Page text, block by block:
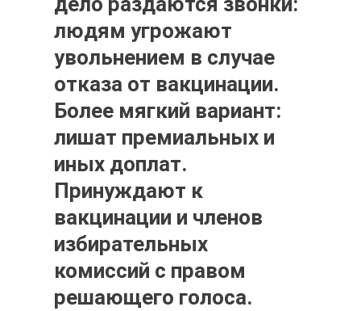
людям угрожают
увольнением в случае
отказа от вакцинации.
Более мягкий вариант:
лишат премиальных и
иных доплат.
Принуждают к
вакцинации и членов
избирательных
комиссий с правом
решающего голоса.